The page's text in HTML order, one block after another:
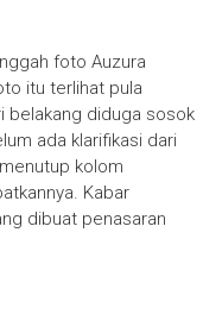
foto Auzura
itu terlihat pula
belakang diduga sosok
ada klarifikasi dari
kolom
Kabar
dibuat penasaran